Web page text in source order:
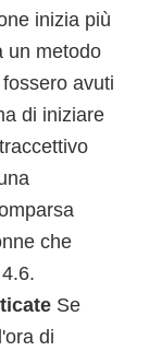
inizia più
un metodo
avuti
di iniziare
che
Se
di